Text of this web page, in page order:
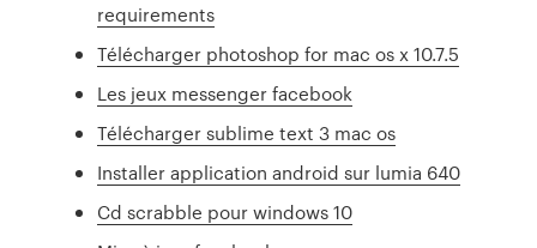
requirements
Télécharger photoshop for mac os x 10.7.5
Les jeux messenger facebook
Télécharger sublime text 3 mac os
Installer application android sur lumia 640
Cd scrabble pour windows 10